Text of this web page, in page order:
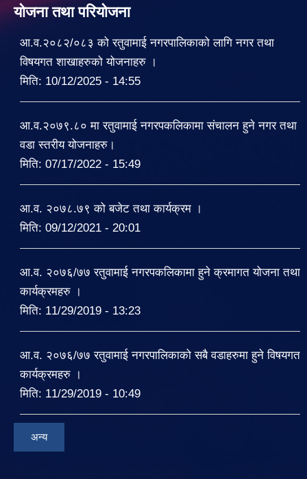
योजना तथा परियोजना
आ.व.२०८२/०८३ को रतुवामाई नगरपालिकाको लागि नगर तथा
विषयगत शाखाहरुको योजनाहरु ।
मिति: 10/12/2025 - 14:55
आ.व.२०७९.८० मा रतुवामाई नगरपकलिकामा संचालन हुने नगर तथा
वडा स्तरीय योजनाहरु।
मिति: 07/17/2022 - 15:49
आ.व. २०७८.७९ को बजेट तथा कार्यक्रम ।
मिति: 09/12/2021 - 20:01
आ.व. २०७६/७७ रतुवामाई नगरपकलिकामा हुने क्रमागत योजना तथा
कार्यक्रमहरु ।
मिति: 11/29/2019 - 13:23
आ.व. २०७६/७७ रतुवामाई नगरपालिकाको सबै वडाहरुमा हुने विषयगत
कार्यक्रमहरु ।
मिति: 11/29/2019 - 10:49
अन्य